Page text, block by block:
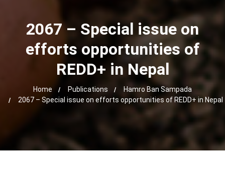
2067 – Special issue on
efforts opportunities of
REDD+ in Nepal
Home Publications
Hamro Ban Sampada
2067 – Special issue on efforts opportunities of REDD+ in Nepal